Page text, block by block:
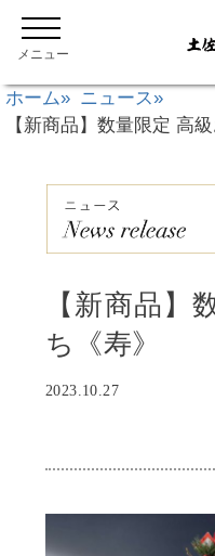
ホーム
ニュース
【新商品】数量限定 高
【新商品】
ち《寿》
2023.10.27